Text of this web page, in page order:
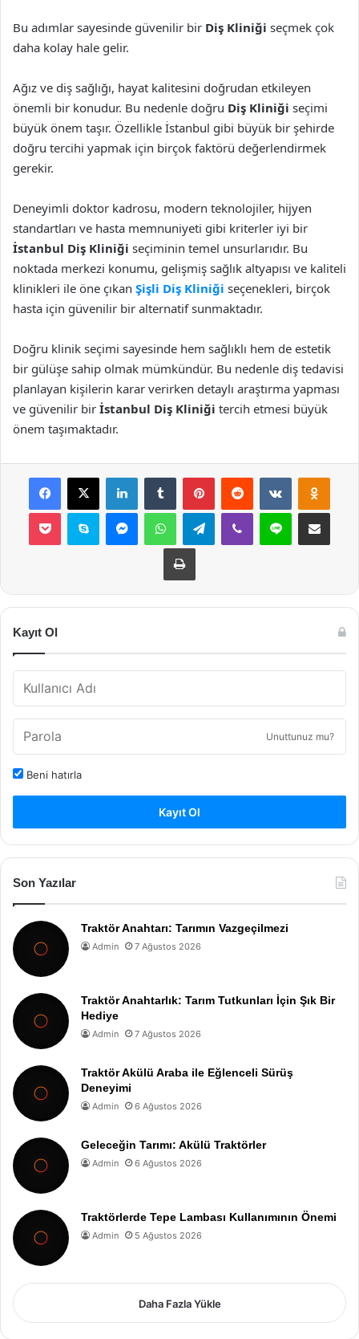
Bu adımlar sayesinde güvenilir bir Diş Kliniği seçmek çok
daha kolay hale gelir.
Ağız ve diş sağlığı, hayat kalitesini doğrudan etkileyen
önemli bir konudur. Bu nedenle doğru Diş Kliniği seçimi
büyük önem taşır. Özellikle İstanbul gibi büyük bir şehirde
doğru tercihi yapmak için birçok faktörü değerlendirmek
gerekir.
Deneyimli doktor kadrosu, modern teknolojiler, hijyen
standartları ve hasta memnuniyeti gibi kriterler iyi bir
İstanbul Diş Kliniği seçiminin temel unsurlarıdır. Bu
noktada merkezi konumu, gelişmiş sağlık altyapısı ve kaliteli
klinikleri ile öne çıkan Şişli Diş Kliniği seçenekleri, birçok
hasta için güvenilir bir alternatif sunmaktadır.
Doğru klinik seçimi sayesinde hem sağlıklı hem de estetik
bir gülüşe sahip olmak mümkündür. Bu nedenle diş tedavisi
planlayan kişilerin karar verirken detaylı araştırma yapması
ve güvenilir bir İstanbul Diş Kliniği tercih etmesi büyük
önem taşımaktadır.
Facebook
X LinkedInTumblr PinterestReddit VKontakte
Pocket Skype MessengerWhatsAppTelegramViber Line E-Posta ile
Yazdır
Kayıt Ol
Unuttunuz mu?
Beni hatırla
Kayıt Ol
Son Yazılar
Traktör Anahtarı: Tarımın Vazgeçilmezi
Admin 7 Ağustos 2026
Traktör Anahtarlık: Tarım Tutkunları İçin Şık Bir
Hediye
Admin 7 Ağustos 2026
Traktör Akülü Araba ile Eğlenceli Sürüş
Deneyimi
Admin 6 Ağustos 2026
Geleceğin Tarımı: Akülü Traktörler
Admin 6 Ağustos 2026
Traktörlerde Tepe Lambası Kullanımının Önemi
Admin 5 Ağustos 2026
Daha Fazla Yükle